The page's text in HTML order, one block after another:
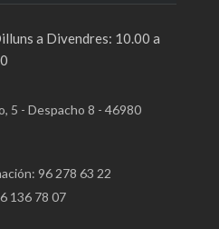
a Divendres: 10.00 a
5 - Despacho 8 - 46980
96 278 63 22
136 78 07